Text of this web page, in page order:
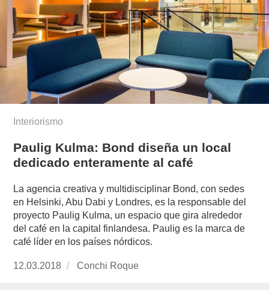
Interiorismo
Paulig Kulma: Bond diseña un local
dedicado enteramente al café
La agencia creativa y multidisciplinar Bond, con sedes
en Helsinki, Abu Dabi y Londres, es la responsable del
proyecto Paulig Kulma, un espacio que gira alrededor
del café en la capital finlandesa. Paulig es la marca de
café líder en los países nórdicos.
Publicado
12.03.2018
https://www.experimenta.es/author/conchi-
Conchi Roque